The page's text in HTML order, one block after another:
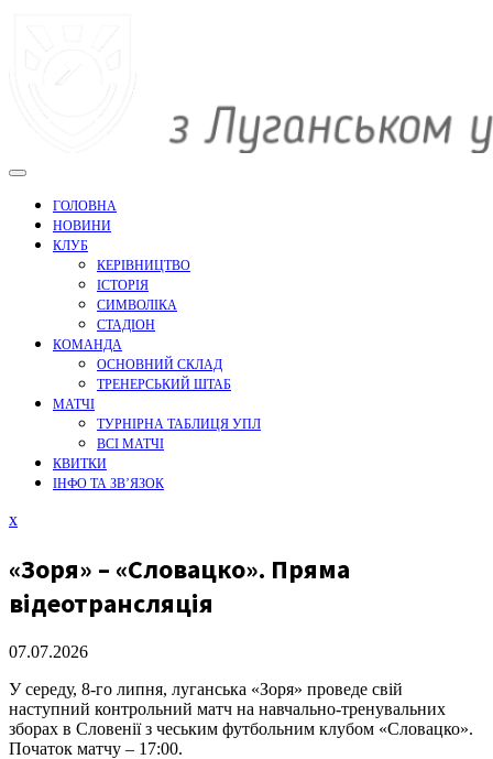
ГОЛОВНА
НОВИНИ
КЛУБ
КЕРІВНИЦТВО
ІСТОРІЯ
СИМВОЛІКА
СТАДІОН
КОМАНДА
ОСНОВНИЙ СКЛАД
ТРЕНЕРСЬКИЙ ШТАБ
МАТЧІ
ТУРНІРНА ТАБЛИЦЯ УПЛ
ВСІ МАТЧІ
КВИТКИ
ІНФО ТА ЗВ’ЯЗОК
xЗакрити
«Зоря» – «Словацко». Пряма
відеотрансляція
07.07.2026
У середу, 8-го липня, луганська «Зоря» проведе свій
наступний контрольний матч на навчально-тренувальних
зборах в Словенії з чеським футбольним клубом «Словацко».
Початок матчу – 17:00.